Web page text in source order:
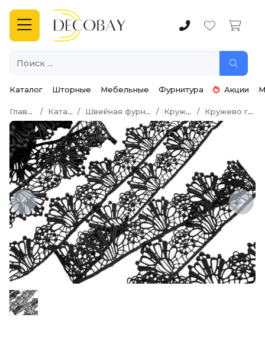
Каталог Шторные Мебельные Фурнитура Акции
Главная Каталог Швейная фурнитура Кружево Кружево гипюр
Previous Next